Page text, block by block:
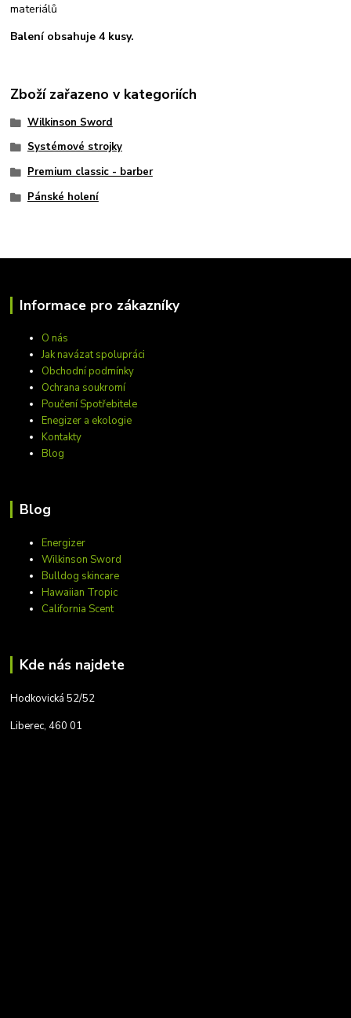
materiálů
Balení obsahuje 4 kusy.
Zboží zařazeno v kategoriích
Wilkinson Sword
Systémové strojky
Premium classic - barber
Pánské holení
Informace pro zákazníky
O nás
Jak navázat spolupráci
Obchodní podmínky
Ochrana soukromí
Poučení Spotřebitele
Enegizer a ekologie
Kontakty
Blog
Blog
Energizer
Wilkinson Sword
Bulldog skincare
Hawaiian Tropic
California Scent
Kde nás najdete
Hodkovická 52/52
Liberec, 460 01